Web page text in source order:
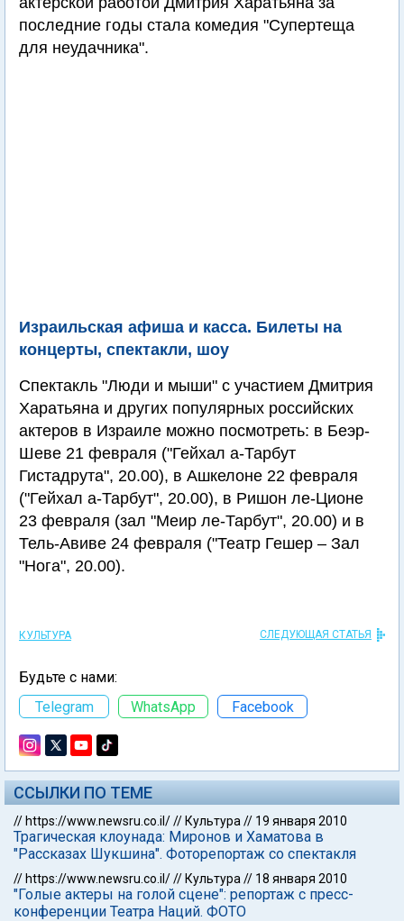
последние годы стала комедия "Супертеща
для неудачника".
Израильская афиша и касса. Билеты на
концерты, спектакли, шоу
Спектакль "Люди и мыши" с участием Дмитрия
Харатьяна и других популярных российских
актеров в Израиле можно посмотреть: в Беэр-
Шеве 21 февраля ("Гейхал а-Тарбут
Гистадрута", 20.00), в Ашкелоне 22 февраля
("Гейхал а-Тарбут", 20.00), в Ришон ле-Ционе
23 февраля (зал "Меир ле-Тарбут", 20.00) и в
Тель-Авиве 24 февраля ("Театр Гешер – Зал
"Нога", 20.00).
КУЛЬТУРА СЛЕДУЮЩАЯ СТАТЬЯ
Будьте с нами:
Telegram
WhatsApp Facebook
ССЫЛКИ ПО ТЕМЕ
// https://www.newsru.co.il/// Культура // 19 января 2010
Трагическая клоунада: Миронов и Хаматова в
"Рассказах Шукшина". Фоторепортаж со спектакля
// https://www.newsru.co.il/// Культура // 18 января 2010
"Голые актеры на голой сцене": репортаж с пресс-
конференции Театра Наций. ФОТО